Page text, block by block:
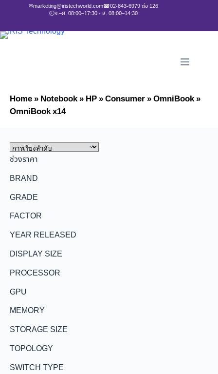
✉marketing@iristechworld.com☎02-843-6979 ต่อ 126
🕘จ.–ศ. 08:00–17:30 · ส. 08:00–14:30
Home»Notebook»HP»Consumer»OmniBook»
OmniBook x14
ช่วงราคา
BRAND
GRADE
FACTOR
YEAR RELEASED
DISPLAY SIZE
PROCESSOR
GPU
MEMORY
STORAGE SIZE
TOPOLOGY
SWITCH TYPE